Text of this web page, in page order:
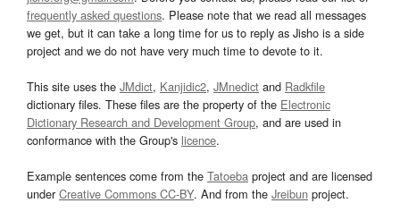
frequently asked questions. Please note that we read all messages
we get, but it can take a long time for us to reply as Jisho is a side
project and we do not have very much time to devote to it.
This site uses the JMdict, Kanjidic2, JMnedict and Radkfile
dictionary files. These files are the property of the Electronic
Dictionary Research and Development Group, and are used in
conformance with the Group's licence.
Example sentences come from the Tatoeba project and are licensed
underCreative Commons CC-BY. And from the Jreibun project.